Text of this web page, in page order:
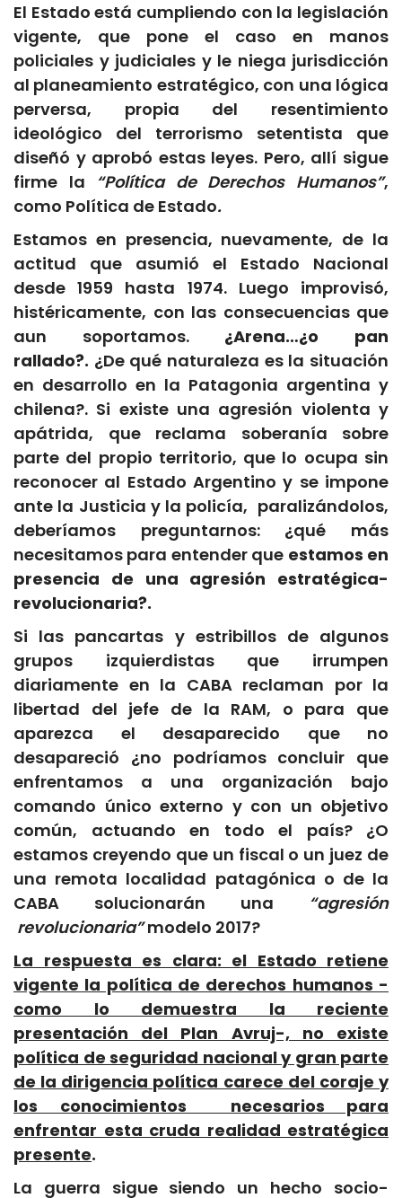
El Estado está cumpliendo con la legislación
vigente, que pone el caso en manos
policiales y judiciales y le niega jurisdicción
al planeamiento estratégico, con una lógica
perversa, propia del resentimiento
ideológico del terrorismo setentista que
diseñó y aprobó estas leyes. Pero, allí sigue
firme la “Política de Derechos Humanos”,
como Política de Estado.
Estamos en presencia, nuevamente, de la
actitud que asumió el Estado Nacional
desde 1959 hasta 1974. Luego improvisó,
histéricamente, con las consecuencias que
aun soportamos. ¿Arena…¿o pan
rallado?. ¿De qué naturaleza es la situación
en desarrollo en la Patagonia argentina y
chilena?. Si existe una agresión violenta y
apátrida, que reclama soberanía sobre
parte del propio territorio, que lo ocupa sin
reconocer al Estado Argentino y se impone
ante la Justicia y la policía, paralizándolos,
deberíamos preguntarnos: ¿qué más
necesitamos para entender que estamos en
presencia de una agresión estratégica-
revolucionaria?.
Si las pancartas y estribillos de algunos
grupos izquierdistas que irrumpen
diariamente en la CABA reclaman por la
libertad del jefe de la RAM, o para que
aparezca el desaparecido que no
desapareció ¿no podríamos concluir que
enfrentamos a una organización bajo
comando único externo y con un objetivo
común, actuando en todo el país? ¿O
estamos creyendo que un fiscal o un juez de
una remota localidad patagónica o de la
CABA solucionarán una “agresión
revolucionaria”modelo 2017?
La respuesta es clara: el Estado retiene
vigente la política de derechos humanos -
como lo demuestra la reciente
presentación del Plan Avruj-, no existe
política de seguridad nacional y gran parte
de la dirigencia política carece del coraje y
los conocimientos necesarios para
enfrentar esta cruda realidad estratégica
presente.
La guerra sigue siendo un hecho socio-